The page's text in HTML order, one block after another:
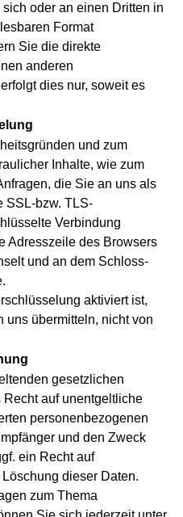
oder an einen Dritten in
Format
Sie die direkte
anderen
dies nur, soweit es
und zum
Inhalte, wie zum
die Sie an uns als
SSL-bzw. TLS-
Verbindung
Adresszeile des Browsers
und an dem Schloss-
aktiviert ist,
uns übermitteln, nicht von
gesetzlichen
auf unentgeltliche
personenbezogenen
und den Zweck
ein Recht auf
dieser Daten.
zum Thema